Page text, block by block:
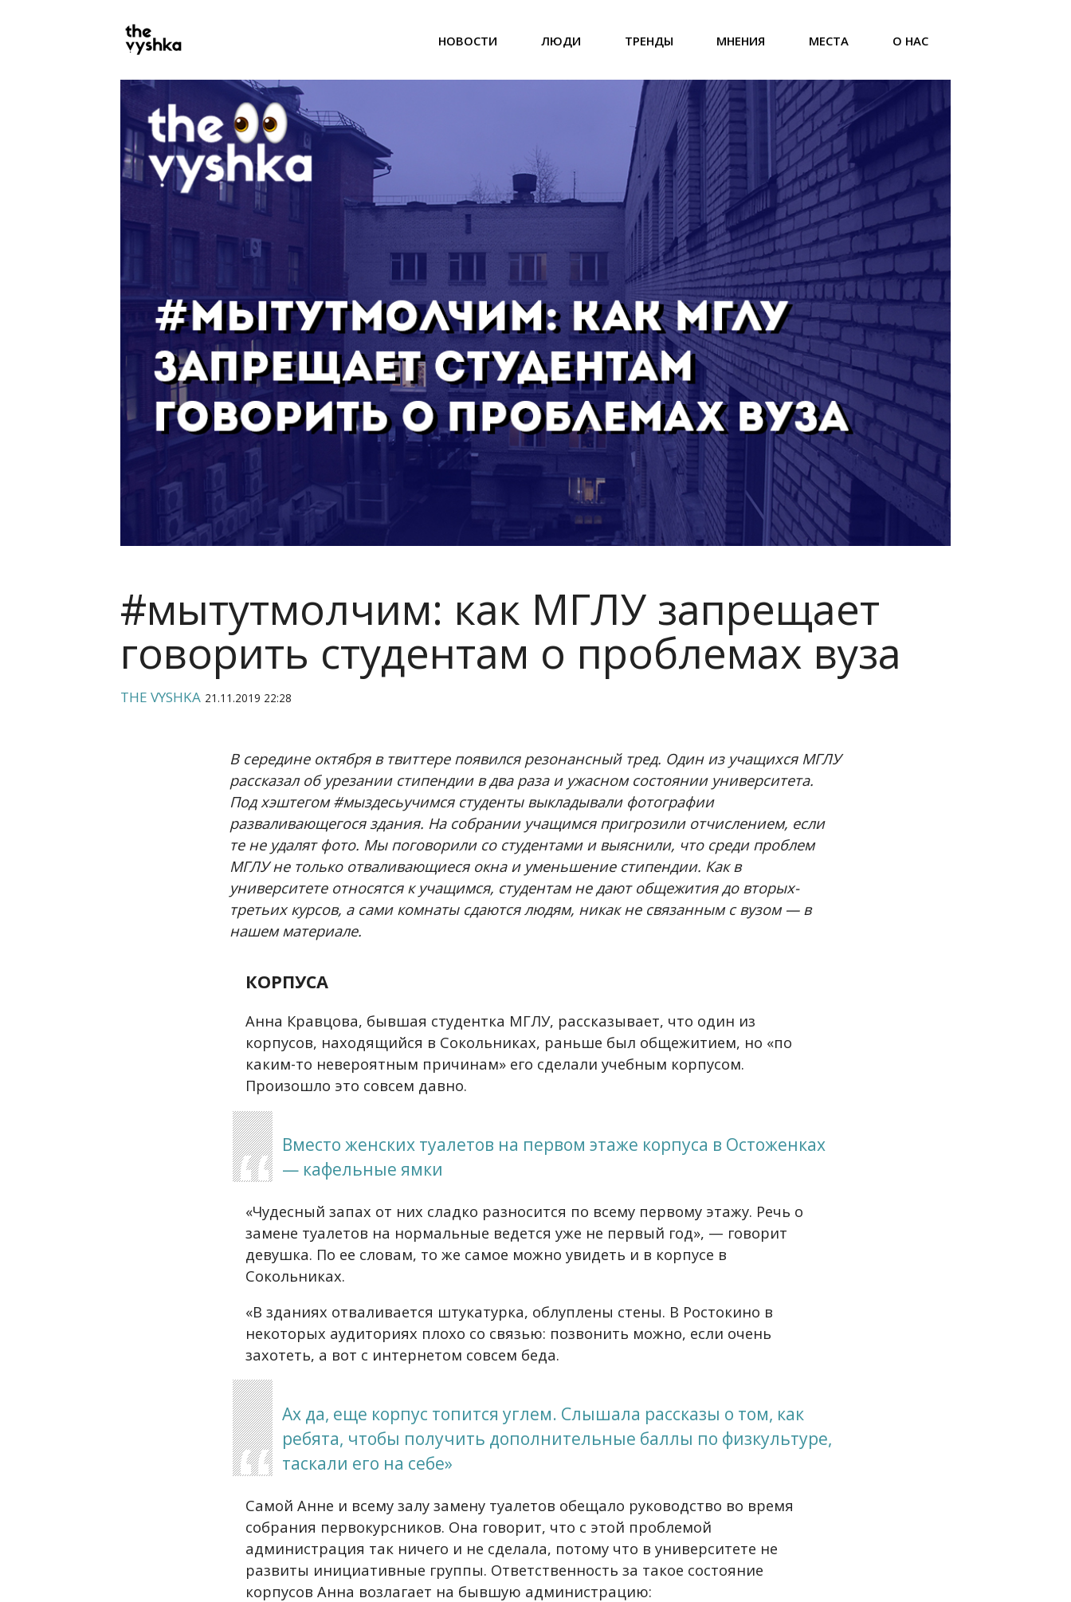
PRIMARY
NAVIGATION НОВОСТИ ЛЮДИ ТРЕНДЫ МНЕНИЯ МЕСТА О НАС
#мытутмолчим: как МГЛУ запрещает
говорить студентам о проблемах вуза
THE VYSHKA 21.11.2019 22:28
В середине октября в твиттере появился резонансный тред. Один из учащихся МГЛУ
рассказал об урезании стипендии в два раза и ужасном состоянии университета.
Под хэштегом #мыздесьучимся студенты выкладывали фотографии
разваливающегося здания. На собрании учащимся пригрозили отчислением, если
те не удалят фото. Мы поговорили со студентами и выяснили, что среди проблем
МГЛУ не только отваливающиеся окна и уменьшение стипендии. Как в
университете относятся к учащимся, студентам не дают общежития до вторых-
третьих курсов, а сами комнаты сдаются людям, никак не связанным с вузом — в
нашем материале.
КОРПУСА
Анна Кравцова, бывшая студентка МГЛУ, рассказывает, что один из
корпусов, находящийся в Сокольниках, раньше был общежитием, но «по
каким-то невероятным причинам» его сделали учебным корпусом.
Произошло это совсем давно.
Вместо женских туалетов на первом этаже корпуса в Остоженках
— кафельные ямки
«Чудесный запах от них сладко разносится по всему первому этажу. Речь о
замене туалетов на нормальные ведется уже не первый год», — говорит
девушка. По ее словам, то же самое можно увидеть и в корпусе в
Сокольниках.
«В зданиях отваливается штукатурка, облуплены стены. В Ростокино в
некоторых аудиториях плохо со связью: позвонить можно, если очень
захотеть, а вот с интернетом совсем беда.
Ах да, еще корпус топится углем. Слышала рассказы о том, как
ребята, чтобы получить дополнительные баллы по физкультуре,
таскали его на себе»
Самой Анне и всему залу замену туалетов обещало руководство во время
собрания первокурсников. Она говорит, что с этой проблемой
администрация так ничего и не сделала, потому что в университете не
развиты инициативные группы. Ответственность за такое состояние
корпусов Анна возлагает на бывшую администрацию: